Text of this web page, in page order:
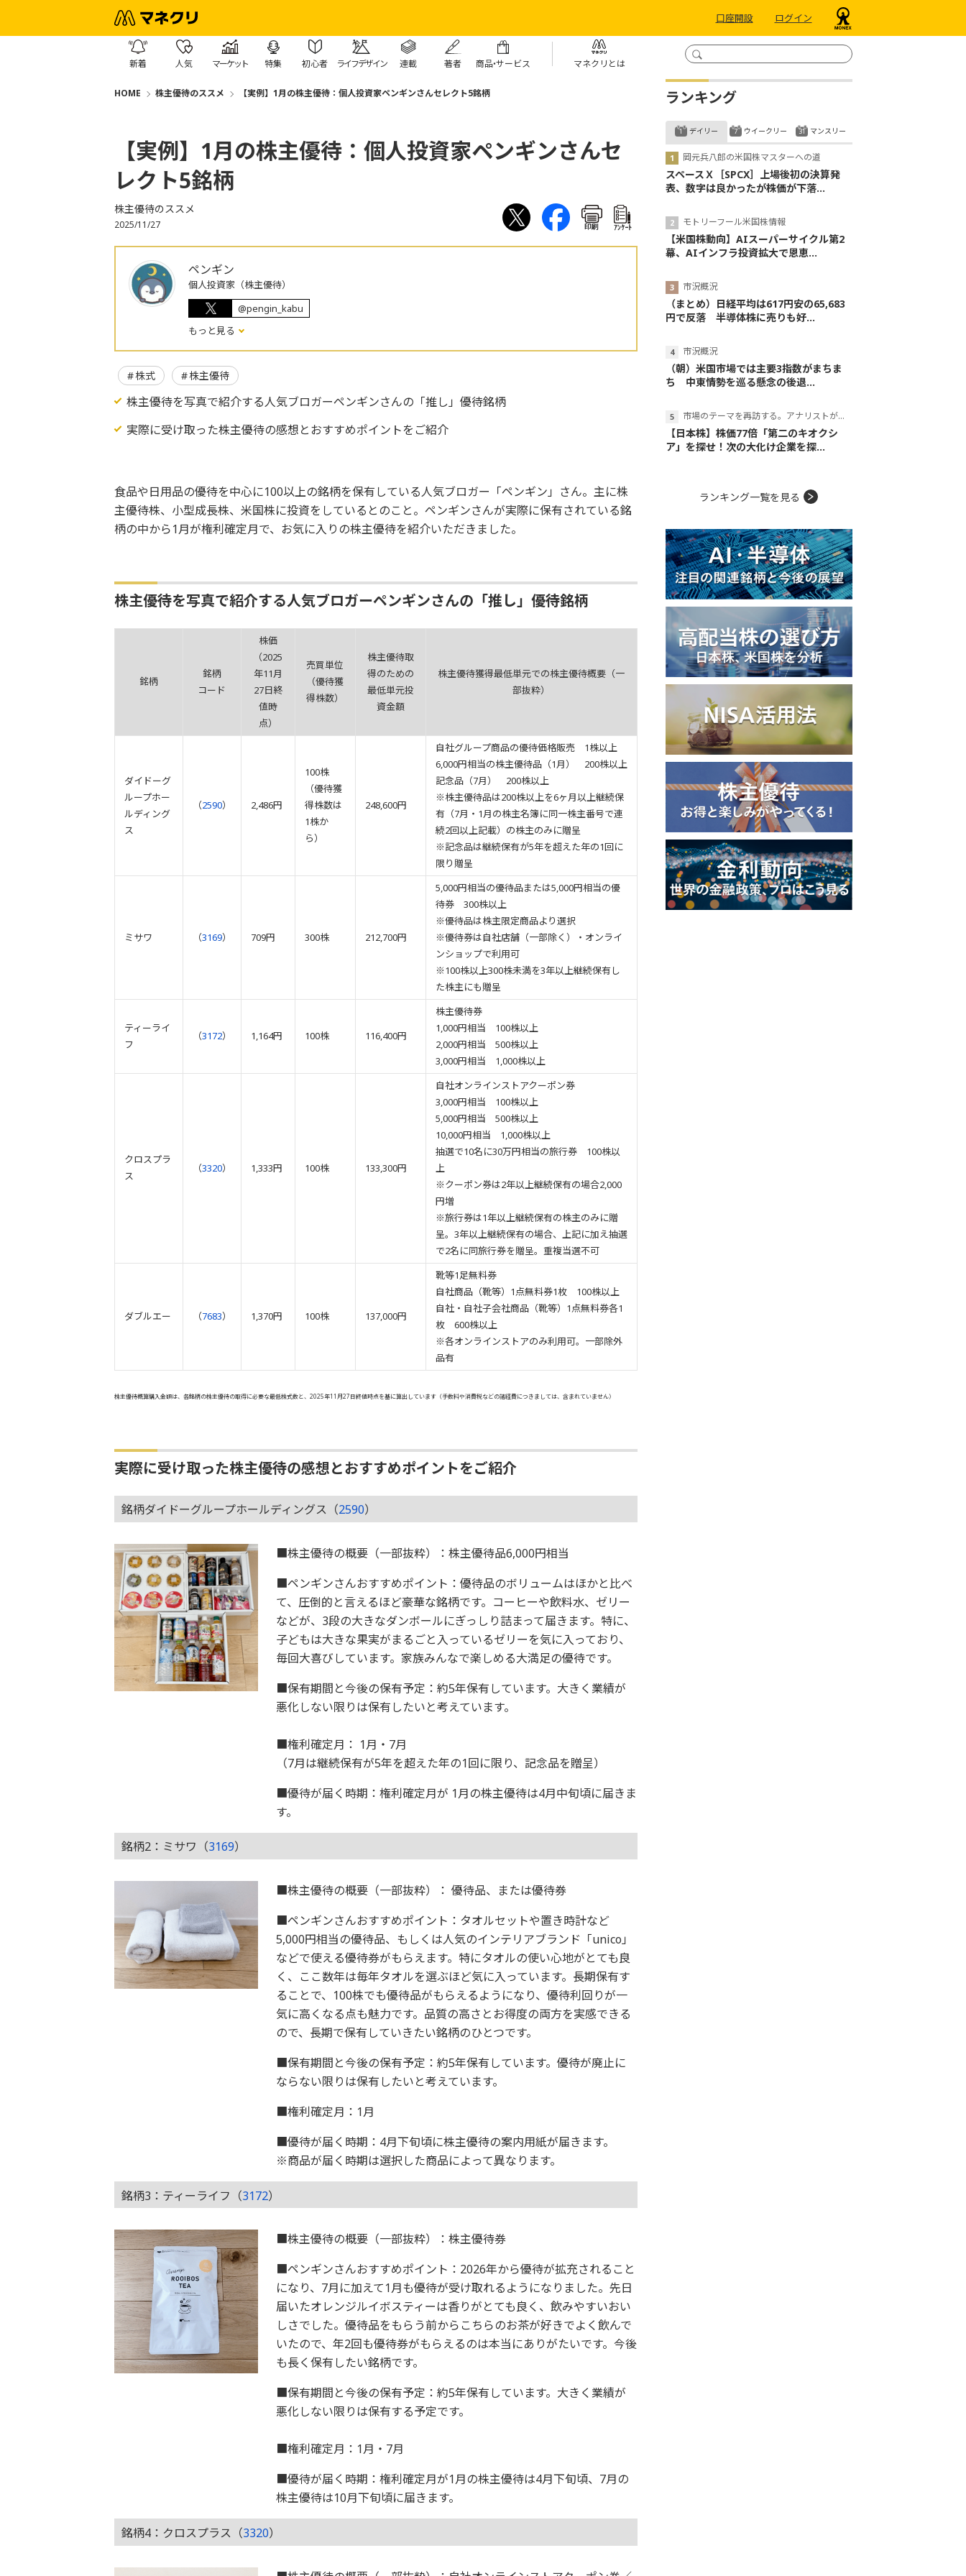
口座開設 ログイン
新着 人気 マーケット 特集 初心者 ライフデザイン 連載 著者 商品・サービス マネクリとは
HOME 株主優待のススメ 【実例】1月の株主優待：個人投資家ペンギンさんセレクト5銘柄
【実例】1月の株主優待：個人投資家ペンギンさんセ
レクト5銘柄
株主優待のススメ
2025/11/27 印刷 ｱﾝｹｰﾄ
ペンギン
個人投資家（株主優待）
@pengin_kabu
もっと見る
株式 株主優待
株主優待を写真で紹介する人気ブロガーペンギンさんの「推し」優待銘柄
実際に受け取った株主優待の感想とおすすめポイントをご紹介
食品や日用品の優待を中心に100以上の銘柄を保有している人気ブロガー「ペンギン」さん。主に株
主優待株、小型成長株、米国株に投資をしているとのこと。ペンギンさんが実際に保有されている銘
柄の中から1月が権利確定月で、お気に入りの株主優待を紹介いただきました。
株主優待を写真で紹介する人気ブロガーペンギンさんの「推し」優待銘柄
銘柄
銘柄
コード
株価
（2025
年11月
27日終
値時
点）
売買単位
（優待獲
得株数）
株主優待取
得のための
最低単元投
資金額
株主優待獲得最低単元での株主優待概要（一
部抜粋）
ダイドーグ
ループホー
ルディング
ス
（2590） 2,486円
100株
（優待獲
得株数は
1株か
ら）
248,600円
自社グループ商品の優待価格販売 1株以上
6,000円相当の株主優待品（1月） 200株以上
記念品（7月） 200株以上
※株主優待品は200株以上を6ヶ月以上継続保
有（7月・1月の株主名簿に同一株主番号で連
続2回以上記載）の株主のみに贈呈
※記念品は継続保有が5年を超えた年の1回に
限り贈呈
ミサワ （3169） 709円 300株 212,700円
5,000円相当の優待品または5,000円相当の優
待券 300株以上
※優待品は株主限定商品より選択
※優待券は自社店舗（一部除く）・オンライ
ンショップで利用可
※100株以上300株未満を3年以上継続保有し
た株主にも贈呈
ティーライ
フ
（3172） 1,164円 100株 116,400円
株主優待券
1,000円相当 100株以上
2,000円相当 500株以上
3,000円相当 1,000株以上
クロスプラ
ス
（3320） 1,333円 100株 133,300円
自社オンラインストアクーポン券
3,000円相当 100株以上
5,000円相当 500株以上
10,000円相当 1,000株以上
抽選で10名に30万円相当の旅行券 100株以
上
※クーポン券は2年以上継続保有の場合2,000
円増
※旅行券は1年以上継続保有の株主のみに贈
呈。3年以上継続保有の場合、上記に加え抽選
で2名に同旅行券を贈呈。重複当選不可
ダブルエー （7683） 1,370円 100株 137,000円
靴等1足無料券
自社商品（靴等）1点無料券1枚 100株以上
自社・自社子会社商品（靴等）1点無料券各1
枚 600株以上
※各オンラインストアのみ利用可。一部除外
品有
株主優待概算購入金額は、各銘柄の株主優待の取得に必要な最低株式数と、2025年11月27日終値時点を基に算出しています（手数料や消費税などの諸経費につきましては、含まれていません）
実際に受け取った株主優待の感想とおすすめポイントをご紹介
銘柄ダイドーグループホールディングス（2590）
■株主優待の概要（一部抜粋）：株主優待品6,000円相当
■ペンギンさんおすすめポイント：優待品のボリュームはほかと比べ
て、圧倒的と言えるほど豪華な銘柄です。コーヒーや飲料水、ゼリー
などが、3段の大きなダンボールにぎっしり詰まって届きます。特に、
子どもは大きな果実がまるごと入っているゼリーを気に入っており、
毎回大喜びしています。家族みんなで楽しめる大満足の優待です。
■保有期間と今後の保有予定：約5年保有しています。大きく業績が
悪化しない限りは保有したいと考えています。
■権利確定月： 1月・7月
（7月は継続保有が5年を超えた年の1回に限り、記念品を贈呈）
■優待が届く時期：権利確定月が 1月の株主優待は4月中旬頃に届きま
す。
銘柄2：ミサワ（3169）
■株主優待の概要（一部抜粋）： 優待品、または優待券
■ペンギンさんおすすめポイント：タオルセットや置き時計など
5,000円相当の優待品、もしくは人気のインテリアブランド「unico」
などで使える優待券がもらえます。特にタオルの使い心地がとても良
く、ここ数年は毎年タオルを選ぶほど気に入っています。長期保有す
ることで、100株でも優待品がもらえるようになり、優待利回りが一
気に高くなる点も魅力です。品質の高さとお得度の両方を実感できる
ので、長期で保有していきたい銘柄のひとつです。
■保有期間と今後の保有予定：約5年保有しています。優待が廃止に
ならない限りは保有したいと考えています。
■権利確定月：1月
■優待が届く時期：4月下旬頃に株主優待の案内用紙が届きます。
※商品が届く時期は選択した商品によって異なります。
銘柄3：ティーライフ（3172）
■株主優待の概要（一部抜粋）：株主優待券
■ペンギンさんおすすめポイント：2026年から優待が拡充されること
になり、7月に加えて1月も優待が受け取れるようになりました。先日
届いたオレンジルイボスティーは香りがとても良く、飲みやすいおい
しさでした。優待品をもらう前からこちらのお茶が好きでよく飲んで
いたので、年2回も優待券がもらえるのは本当にありがたいです。今後
も長く保有したい銘柄です。
■保有期間と今後の保有予定：約5年保有しています。大きく業績が
悪化しない限りは保有する予定です。
■権利確定月：1月・7月
■優待が届く時期：権利確定月が1月の株主優待は4月下旬頃、7月の
株主優待は10月下旬頃に届きます。
銘柄4：クロスプラス（3320）
ランキング
デイリー
岡元兵八郎の米国株マスターへの道
スペースＸ［SPCX］上場後初の決算発
表、数字は良かったが株価が下落...
モトリーフール米国株情報
【米国株動向】AIスーパーサイクル第2
幕、AIインフラ投資拡大で恩恵...
市況概況
（まとめ）日経平均は617円安の65,683
円で反落 半導体株に売りも好...
市況概況
（朝）米国市場では主要3指数がまちま
ち 中東情勢を巡る懸念の後退...
市場のテーマを再訪する。アナリストが読み解くテーマの本質
【日本株】株価77倍「第二のキオクシ
ア」を探せ！次の大化け企業を探...
ウイークリー マンスリー
ランキング一覧を見る